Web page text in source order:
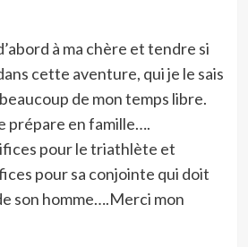
à ma chère et tendre si
cette aventure, qui je le sais
de mon temps libre.
prépare en famille….
pour le triathlète et
pour sa conjointe qui doit
son homme….Merci mon